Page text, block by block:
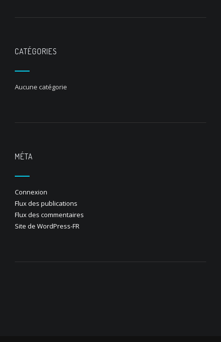
CATÉGORIES
Aucune catégorie
MÉTA
Connexion
Flux des publications
Flux des commentaires
Site de WordPress-FR